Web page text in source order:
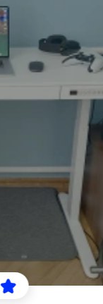
збірці. Особливо
піднімається й
конструкція стоїть
навіть у піднятому